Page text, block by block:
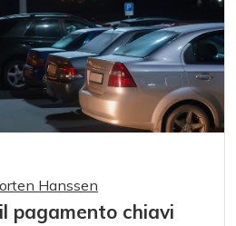
Hanssen
pagamento chiavi